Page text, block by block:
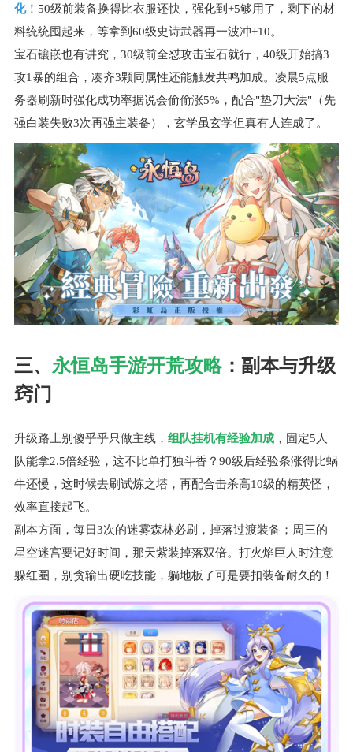
化！50级前装备换得比衣服还快，强化到+5够用了，剩下的材
料统统囤起来，等拿到60级史诗武器再一波冲+10。
宝石镶嵌也有讲究，30级前全怼攻击宝石就行，40级开始搞3
攻1暴的组合，凑齐3颗同属性还能触发共鸣加成。凌晨5点服
务器刷新时强化成功率据说会偷偷涨5%，配合"垫刀大法"（先
强白装失败3次再强主装备），玄学虽玄学但真有人连成了。
三、 永恒岛手游开荒攻略：副本与升级
窍门
升级路上别傻乎乎只做主线， 组队挂机有经验加成，固定5人
队能拿2.5倍经验，这不比单打独斗香？90级后经验条涨得比蜗
牛还慢，这时候去刷试炼之塔，再配合击杀高10级的精英怪，
效率直接起飞。
副本方面，每日3次的迷雾森林必刷，掉落过渡装备；周三的
星空迷宫要记好时间，那天紫装掉落双倍。打火焰巨人时注意
躲红圈，别贪输出硬吃技能，躺地板了可是要扣装备耐久的！